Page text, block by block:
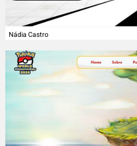
Nádia Castro